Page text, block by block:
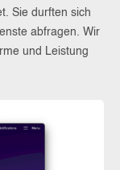
Sie durften sich
abfragen. Wir
und Leistung